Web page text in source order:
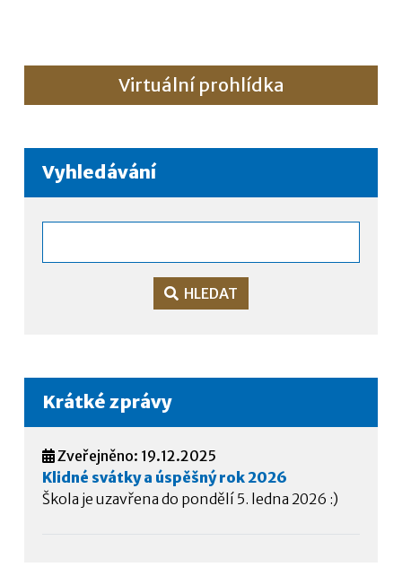
Virtuální prohlídka
Vyhledávání
HLEDAT
Krátké zprávy
Zveřejněno: 19.12.2025
Klidné svátky a úspěšný rok 2026
Škola je uzavřena do pondělí 5. ledna 2026 :)